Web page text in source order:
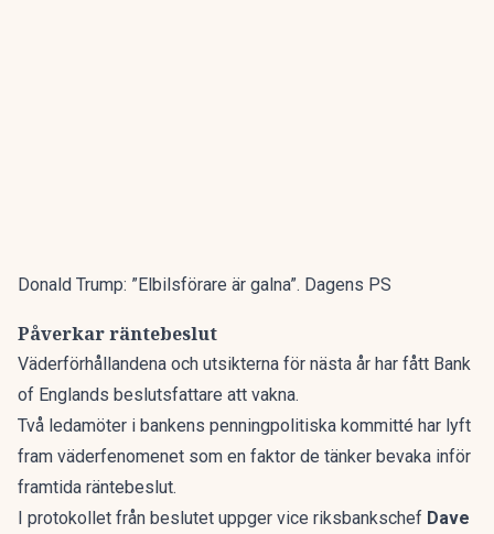
Donald Trump: ”Elbilsförare är galna”. Dagens PS
Påverkar räntebeslut
Väderförhållandena och utsikterna för nästa år har fått Bank
of Englands beslutsfattare att vakna.
Två ledamöter i bankens penningpolitiska kommitté har lyft
fram väderfenomenet som en faktor de tänker bevaka inför
framtida räntebeslut.
I protokollet från beslutet uppger vice riksbankschef Dave